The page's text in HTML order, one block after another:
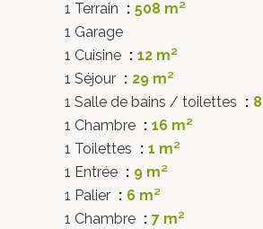
1 Terrain
508 m²
1 Garage
1 Cuisine
12 m²
1 Séjour
29 m²
1 Salle de bains / toilettes
1 Chambre
16 m²
1 Toilettes
1 m²
1 Entrée
9 m²
1 Palier
6 m²
1 Chambre
7 m²